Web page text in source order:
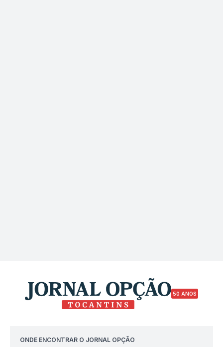
50 ANOS
ONDE ENCONTRAR O JORNAL OPÇÃO